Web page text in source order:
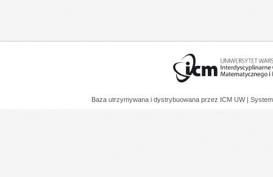
Baza utrzymywana i dystrybuowana przez ICM UW |